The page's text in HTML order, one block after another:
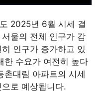
2025년 6월 시세 결
울의 전체 인구가 감
인구가 증가하고 있
한 수요가 여전히 높다
촌대림 아파트의 시세
로 예상됩니다.